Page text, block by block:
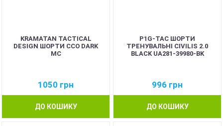
KRAMATAN TACTICAL
DESIGN ШОРТИ ССО DARK
MC
1050 грн
ДО КОШИКУ
P1G-TAC ШОРТИ
ТРЕНУВАЛЬНІ CIVILIS 2.0
BLACK UA281-39980-BK
996 грн
ДО КОШИКУ